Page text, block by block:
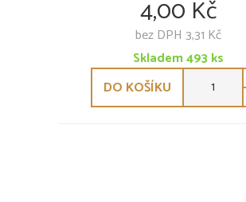
4,00 Kč
bez DPH 3,31 Kč
Skladem493 ks
DO KOŠÍKU